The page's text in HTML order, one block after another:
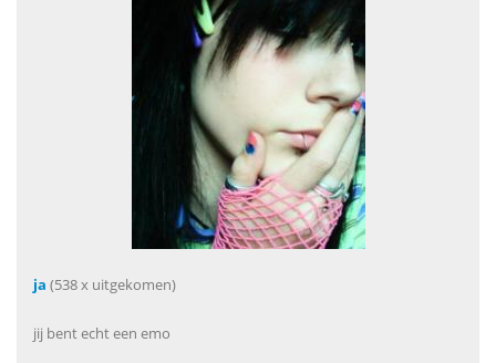
ja (538 x uitgekomen)
jij bent echt een emo